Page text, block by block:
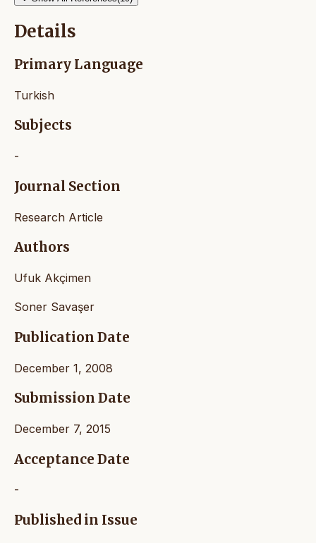
Details
Primary Language
Turkish
Subjects
-
Journal Section
Research Article
Authors
Ufuk Akçimen
Soner Savaşer
Publication Date
December 1, 2008
Submission Date
December 7, 2015
Acceptance Date
-
Published in Issue